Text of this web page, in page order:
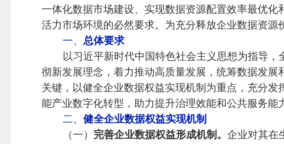
一体化数据市场建设、实现数据资源配置效率最优
活力市场环境的必然要求。为充分释放企业数据资源
一、 总体要求
以习近平新时代中国特色社会主义思想为指导
彻新发展理念，着力推动高质量发展，统筹数据发
关键，以健全企业数据权益实现机制为重点，充分
能产业数字化转型，助力提升治理效能和公共服务能
二、 健全企业数据权益实现机制
（一） 完善企业数据权益形成机制。 企业对其在